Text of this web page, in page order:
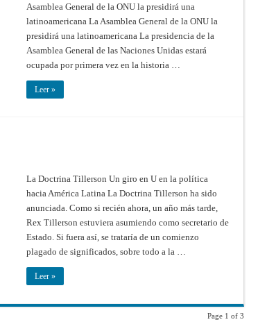
Asamblea General de la ONU la presidirá una
latinoamericana La Asamblea General de la ONU la
presidirá una latinoamericana La presidencia de la
Asamblea General de las Naciones Unidas estará
ocupada por primera vez en la historia …
Leer »
La Doctrina Tillerson Un giro en U en la política
hacia América Latina La Doctrina Tillerson ha sido
anunciada. Como si recién ahora, un año más tarde,
Rex Tillerson estuviera asumiendo como secretario de
Estado. Si fuera así, se trataría de un comienzo
plagado de significados, sobre todo a la …
Leer »
Page 1 of 3